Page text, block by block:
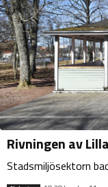
Rivningen av
Stadsmiljösektorn